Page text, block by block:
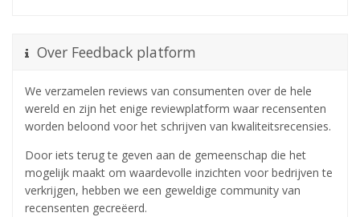
Over Feedback platform
We verzamelen reviews van consumenten over de hele
wereld en zijn het enige reviewplatform waar recensenten
worden beloond voor het schrijven van kwaliteitsrecensies.
Door iets terug te geven aan de gemeenschap die het
mogelijk maakt om waardevolle inzichten voor bedrijven te
verkrijgen, hebben we een geweldige community van
recensenten gecreëerd.